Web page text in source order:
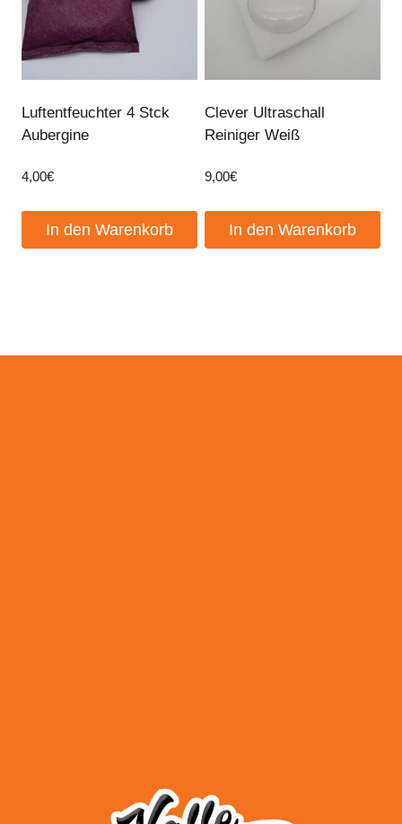
Luftentfeuchter 4 Stck
Aubergine
4,00€
In den Warenkorb
Clever Ultraschall
Reiniger Weiß
9,00€
In den Warenkorb